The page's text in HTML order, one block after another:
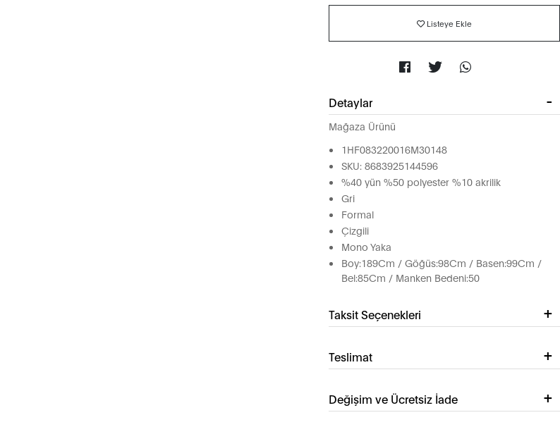
Listeye Ekle
Detaylar
Mağaza Ürünü
1HF083220016M30148
SKU: 8683925144596
%40 yün %50 polyester %10 akrilik
Gri
Formal
Çizgili
Mono Yaka
Boy:189Cm / Göğüs:98Cm / Basen:99Cm /
Bel:85Cm / Manken Bedeni:50
Taksit Seçenekleri
Teslimat
Değişim ve Ücretsiz İade